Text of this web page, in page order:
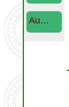
Au…